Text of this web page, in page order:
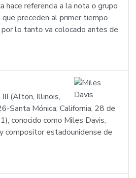
hace referencia a la nota o grupo
preceden al primer tiempo
lo tanto va colocado antes de
(Alton, Illinois,
Santa Mónica, California, 28 de
conocido como Miles Davis,
compositor estadounidense de